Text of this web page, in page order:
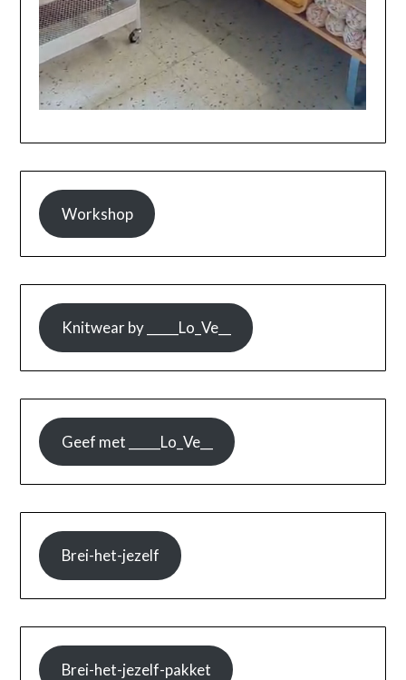
Workshop
Knitwear by _____Lo_Ve__
Geef met _____Lo_Ve__
Brei-het-jezelf
Brei-het-jezelf-pakket